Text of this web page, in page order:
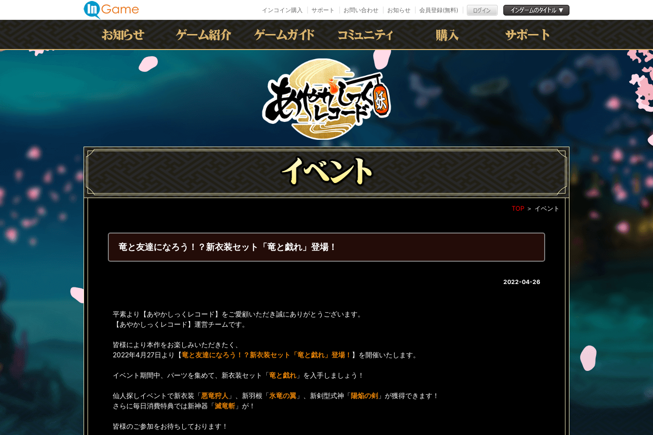
インコイン購入 サポート お問い合わせ お知らせ 会員登録(無料)
イベント 利用規約
ﾌﾟﾗｲﾊﾞｼｰﾎﾟﾘｼｰ
TOP ＞ イベント
竜と友達になろう！？新衣装セット「竜と戯れ」登場！
2022-04-26
平素より【あやかしっくレコード】をご愛顧いただき誠にありがとうございます。
【あやかしっくレコード】運営チームです。
皆様により本作をお楽しみいただきたく、
2022年4月27日より【竜と友達になろう！？新衣装セット「竜と戯れ」登場！ 】を開催いたします。
イベント期間中、パーツを集めて、新衣装セット「竜と戯れ 」を入手しましょう！
仙人探しイベントで新衣装「悪竜狩人 」、新羽根「氷竜の翼 」、新剣型式神「陽焔の剣 」が獲得できます！
さらに毎日消費特典では新神器「滅竜斬 」が！
皆様のご参加をお待ちしております！